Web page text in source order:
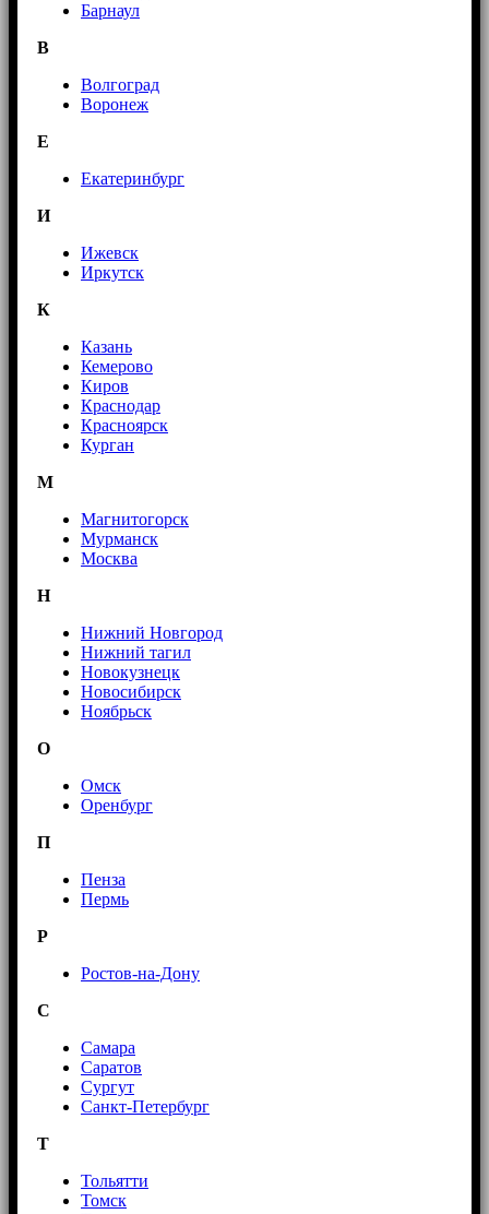
Барнаул
В
Волгоград
Воронеж
E
Екатеринбург
И
Ижевск
Иркутск
К
Казань
Кемерово
Киров
Краснодар
Красноярск
Курган
М
Магнитогорск
Мурманск
Москва
Н
Нижний Новгород
Нижний тагил
Новокузнецк
Новосибирск
Ноябрьск
О
Омск
Оренбург
П
Пенза
Пермь
Р
Ростов-на-Дону
С
Самара
Саратов
Сургут
Санкт-Петербург
Т
Тольятти
Томск